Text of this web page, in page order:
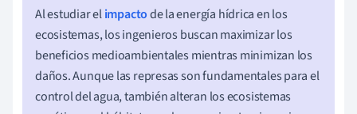
Al estudiar elimpactode la energía hídrica en los
ecosistemas, los ingenieros buscan maximizar los
beneficios medioambientales mientras minimizan los
daños. Aunque las represas son fundamentales para el
control del agua, también alteran los ecosistemas